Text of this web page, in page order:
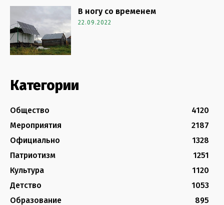
В ногу со временем
22.09.2022
Категории
Общество
4120
Мероприятия
2187
Официально
1328
Патриотизм
1251
Культура
1120
Детство
1053
Образование
895